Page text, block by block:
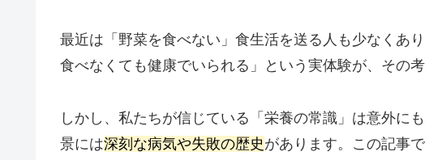
最近は「野菜を食べない」食生活を送る人も少なくあ
食べなくても健康でいられる」という実体験が、その
しかし、私たちが信じている「栄養の常識」は意外に
景には深刻な病気や失敗の歴史 があります。この記事